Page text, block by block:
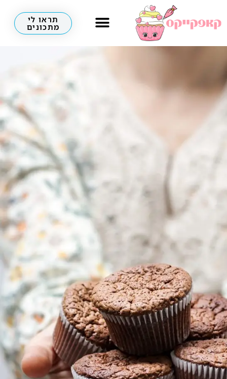
תראו לי
מתכונים